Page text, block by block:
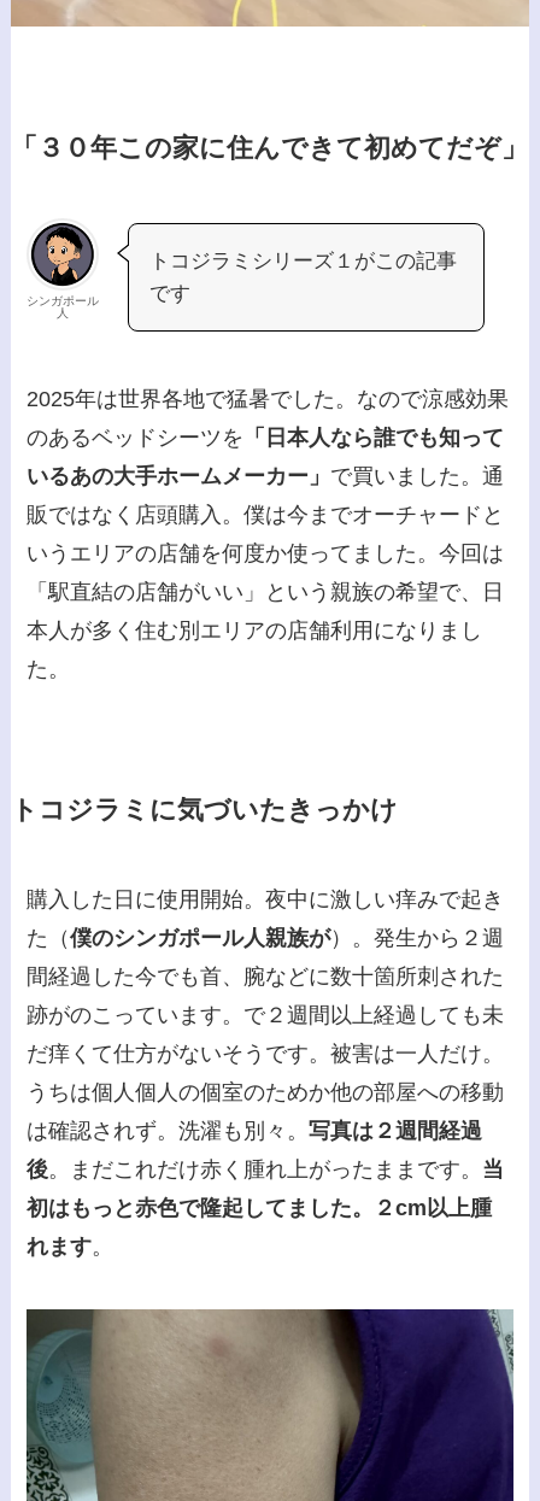
「３０年この家に住んできて初めてだぞ」
シンガポール
人
トコジラミシリーズ１がこの記事
です
2025年は世界各地で猛暑でした。なので涼感効果
のあるベッドシーツを 「日本人なら誰でも知って
いるあの大手ホームメーカー」 で買いました。通
販ではなく店頭購入。僕は今までオーチャードと
いうエリアの店舗を何度か使ってました。今回は
「駅直結の店舗がいい」という親族の希望で、日
本人が多く住む別エリアの店舗利用になりまし
た。
トコジラミに気づいたきっかけ
購入した日に使用開始。夜中に激しい痒みで起き
た（僕のシンガポール人親族が）。発生から２週
間経過した今でも首、腕などに数十箇所刺された
跡がのこっています。で２週間以上経過しても未
だ痒くて仕方がないそうです。被害は一人だけ。
うちは個人個人の個室のためか他の部屋への移動
は確認されず。洗濯も別々。写真は２週間経過
後。まだこれだけ赤く腫れ上がったままです。 当
初はもっと赤色で隆起してました。２cm以上腫
れます。